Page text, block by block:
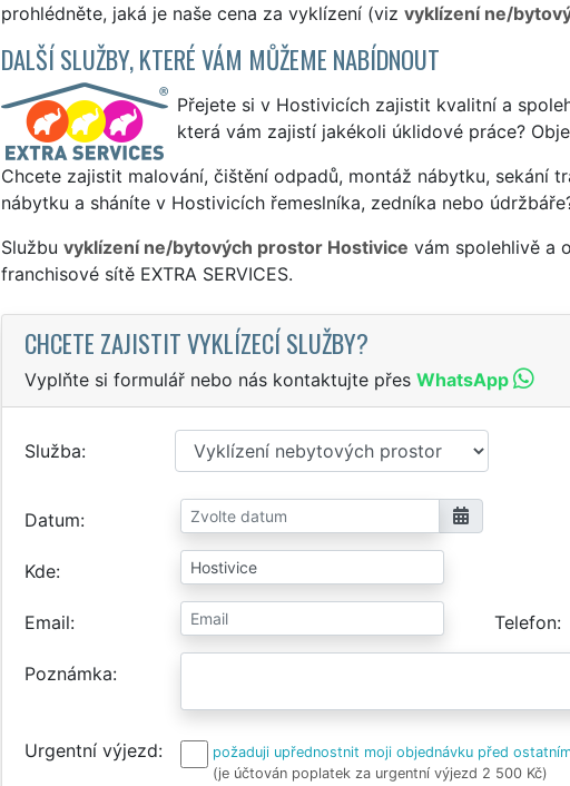
prohlédněte, jaká je naše cena za vyklízení (viz vyklízení ne/
DALŠÍ SLUŽBY, KTERÉ VÁM MŮŽEME NABÍDNOUT
Přejete si v Hostivicích zajistit kvalitní a
která vám zajistí jakékoli úklidové práce?
Chcete zajistit malování, čištění odpadů, montáž nábytku, sekání
nábytku a sháníte v Hostivicích řemeslníka, zedníka nebo
Službu vyklízení ne/bytových prostor Hostivice vám spolehlivě a
franchisové sítě EXTRA SERVICES.
CHCETE ZAJISTIT VYKLÍZECÍ SLUŽBY?
Vyplňte si formulář nebo nás kontaktujte přes WhatsApp
Služba
Datum
Kde
Email Telefon
Poznámka
Urgentní výjezd
požaduji upřednostnit moji objednávku před
(je účtován poplatek za urgentní výjezd 2 500 Kč)